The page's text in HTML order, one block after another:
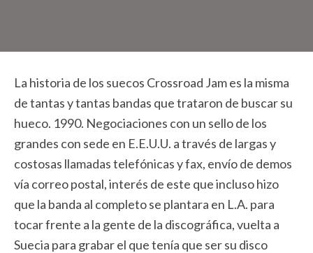
La historia de los suecos Crossroad Jam es la misma
de tantas y tantas bandas que trataron de buscar su
hueco. 1990. Negociaciones con un sello de los
grandes con sede en E.E.U.U. a través de largas y
costosas llamadas telefónicas y fax, envío de demos
vía correo postal, interés de este que incluso hizo
que la banda al completo se plantara en L.A. para
tocar frente a la gente de la discográfica, vuelta a
Suecia para grabar el que tenía que ser su disco